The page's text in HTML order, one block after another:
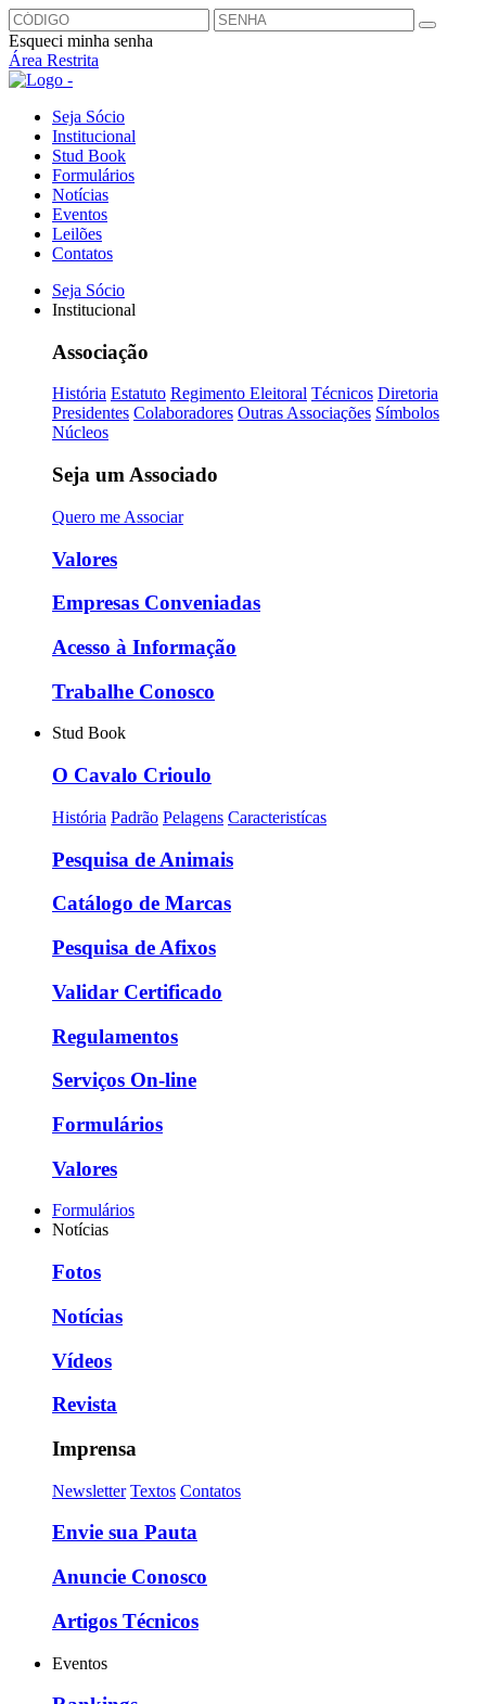
Esqueci minha senha
Área Restrita
Seja Sócio
Institucional
Stud Book
Formulários
Notícias
Eventos
Leilões
Contatos
Seja Sócio
Institucional
Associação
História Estatuto Regimento Eleitoral Técnicos Diretoria
Presidentes Colaboradores Outras Associações Símbolos
Núcleos
Seja um Associado
Quero me Associar
Valores
Empresas Conveniadas
Acesso à Informação
Trabalhe Conosco
Stud Book
O Cavalo Crioulo
História Padrão Pelagens Caracteristícas
Pesquisa de Animais
Catálogo de Marcas
Pesquisa de Afixos
Validar Certificado
Regulamentos
Serviços On-line
Formulários
Valores
Formulários
Notícias
Fotos
Notícias
Vídeos
Revista
Imprensa
Newsletter Textos Contatos
Envie sua Pauta
Anuncie Conosco
Artigos Técnicos
Eventos